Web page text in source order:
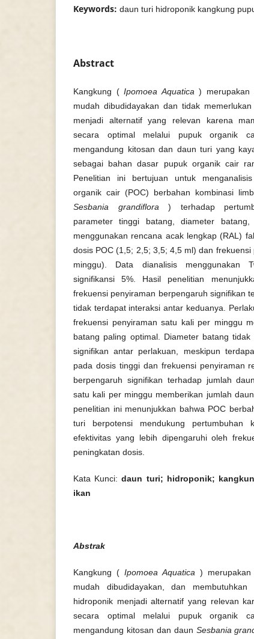
Keywords: daun turi hidroponik kangkung
Abstract
Kangkung (Ipomoea Aquatica ) merupakan
mudah dibudidayakan dan tidak
menjadi alternatif yang relevan karena
secara optimal melalui pupuk organik
mengandung kitosan dan daun turi yang
sebagai bahan dasar pupuk organik cair
Penelitian ini bertujuan untuk
organik cair (POC) berbahan kombinasi
Sesbania grandiflora ) terhadap
parameter tinggi batang, diameter
menggunakan rencana acak lengkap (RAL)
dosis POC (1,5; 2,5; 3,5; 4,5 ml) dan
minggu). Data dianalisis menggunakan
signifikansi 5%. Hasil penelitian
frekuensi penyiraman berpengaruh signifikan
tidak terdapat interaksi antar keduanya.
frekuensi penyiraman satu kali per minggu
batang paling optimal. Diameter batang
signifikan antar perlakuan, meskipun
pada dosis tinggi dan frekuensi penyiraman
berpengaruh signifikan terhadap jumlah
satu kali per minggu memberikan jumlah
penelitian ini menunjukkan bahwa POC
turi berpotensi mendukung pertumbuhan
efektivitas yang lebih dipengaruhi oleh
peningkatan dosis.
Kata Kunci:daun turi; hidroponik;
ikan
Abstrak
Kangkung ( Ipomoea Aquatica ) merupakan
mudah dibudidayakan, dan
hidroponik menjadi alternatif yang relevan
secara optimal melalui pupuk organik
mengandung kitosan dan daun Sesbania